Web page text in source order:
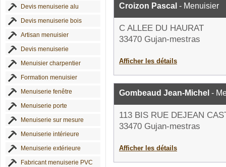
Devis menuiserie alu
Devis menuiserie bois
Artisan menuisier
Devis menuiserie
Menuisier charpentier
Formation menuisier
Menuiserie fenêtre
Menuiserie porte
Menuiserie sur mesure
Menuiserie intérieure
Menuiserie extérieure
Fabricant menuiserie PVC
Croizon Pascal - Menuisier
C ALLEE DU HAURAT
33470 Gujan-mestras
Afficher les détails
Gombeaud Jean-Michel -
113 BIS RUE DEJEAN
33470 Gujan-mestras
Afficher les détails